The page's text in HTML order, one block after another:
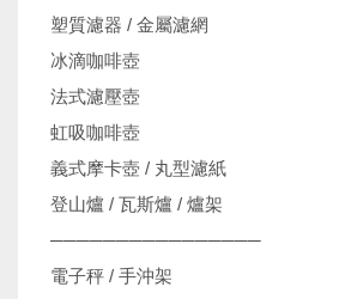
塑質濾器 / 金屬濾網
冰滴咖啡壺
法式濾壓壺
虹吸咖啡壺
義式摩卡壺 / 丸型濾紙
登山爐 / 瓦斯爐 / 爐架
────────────────
電子秤 / 手沖架